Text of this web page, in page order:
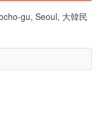
gu, Seoul, 大韓民